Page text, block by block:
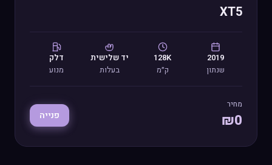
XT5
2019
שנתון
128K
ק״מ
ידשלישית
בעלות
דלק
מנוע
מחיר
₪0 פנייה